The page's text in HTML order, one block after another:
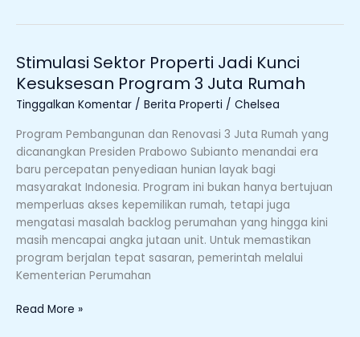
Stimulasi Sektor Properti Jadi Kunci
Kesuksesan Program 3 Juta Rumah
Tinggalkan Komentar / Berita Properti / Chelsea
Program Pembangunan dan Renovasi 3 Juta Rumah yang
dicanangkan Presiden Prabowo Subianto menandai era
baru percepatan penyediaan hunian layak bagi
masyarakat Indonesia. Program ini bukan hanya bertujuan
memperluas akses kepemilikan rumah, tetapi juga
mengatasi masalah backlog perumahan yang hingga kini
masih mencapai angka jutaan unit. Untuk memastikan
program berjalan tepat sasaran, pemerintah melalui
Kementerian Perumahan
Stimulasi
Sektor
Jadi
Kunci
Kesuksesan
Program
3
Juta
Rumah
Read More »